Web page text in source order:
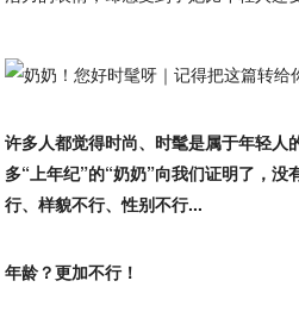
许多人都觉得时尚、时髦是属于年轻人
多“上年纪”的“奶奶”向我们证明了，
行、样貌不行、性别不行...
年龄？更加不行！